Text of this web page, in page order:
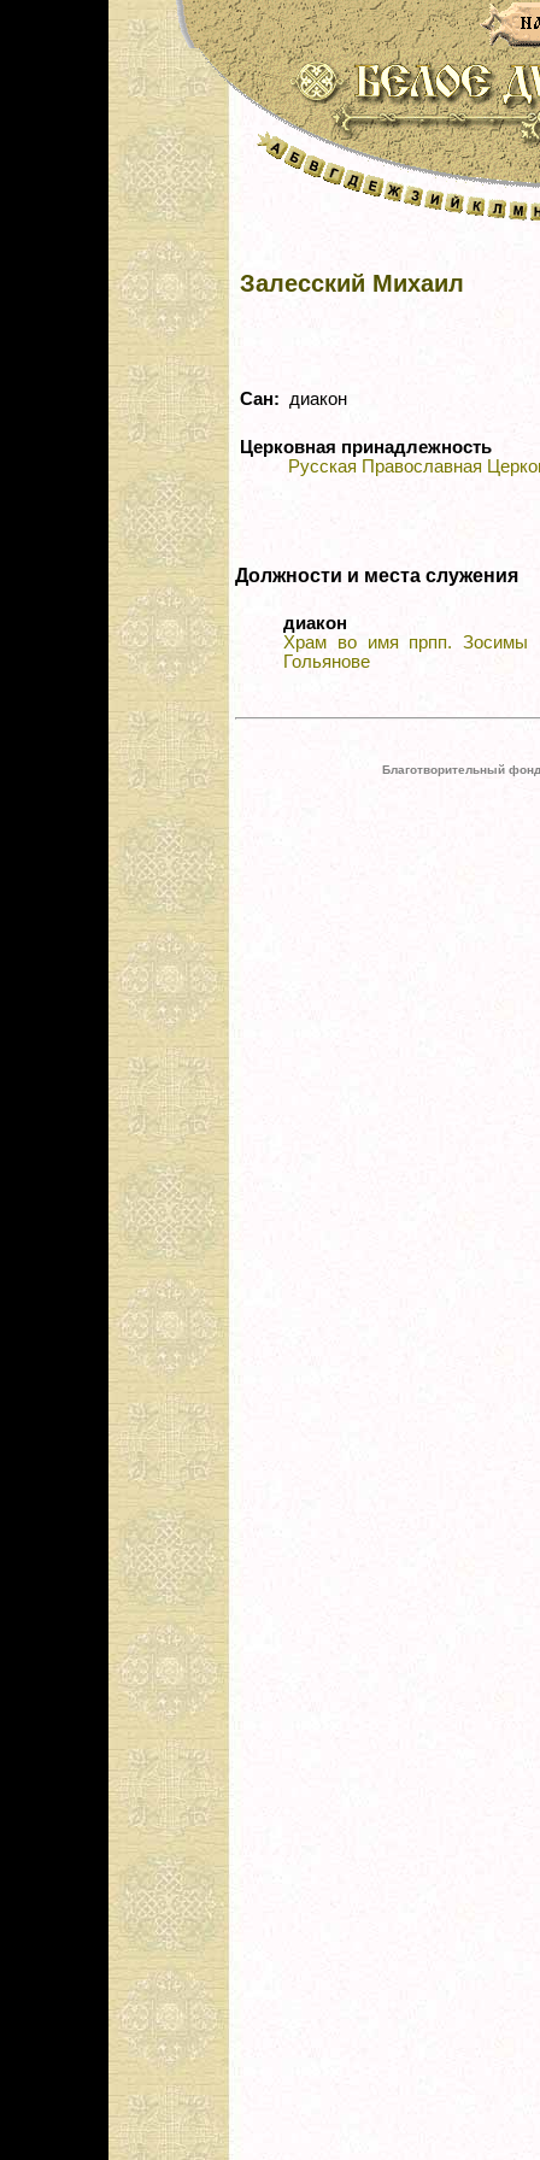
Залесский Михаил
Сан: диакон
Церковная принадлежность
Русская Православная
Должности и места служения
диакон
Храм во имя прпп. Зосимы
Гольянове
Благотворительный